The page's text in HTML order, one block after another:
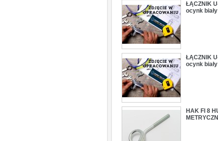
ŁĄCZNIK
ocynk biały
ŁĄCZNIK
ocynk biały
HAK FI 8